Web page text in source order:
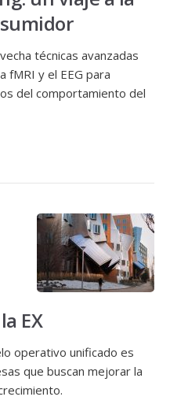
técnicas avanzadas
fMRI y el EEG para
del comportamiento del
EX
operativo unificado es
que buscan mejorar la